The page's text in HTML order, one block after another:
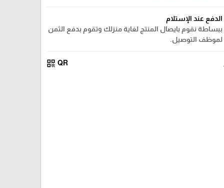
الدفع عند الإستلام
ببساطة نقوم بايصال المنتج لغاية منزلك وتقوم بدفع الثمن
لموظف التوصيل.
QR
qr_code